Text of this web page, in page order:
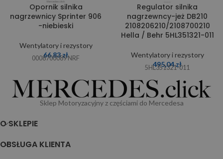
Opornik silnika
nagrzewnicy Sprinter 906
-niebieski
Wentylatory i rezystory
66,83zł
0008700089 NRF
Regulator silnika
nagrzewncy-jeż DB210
2108206210/2108700210
Hella / Behr 5HL351321-011
Wentylatory i rezystory
495,04zł
5HL351321-011
Sklep Motoryzacyjny z częściami do Mercedesa
O SKLEPIE
OBSŁUGA KLIENTA